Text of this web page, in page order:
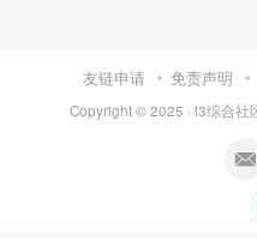
友链申请 免责声明
Copyright © 2025 · i3综合社